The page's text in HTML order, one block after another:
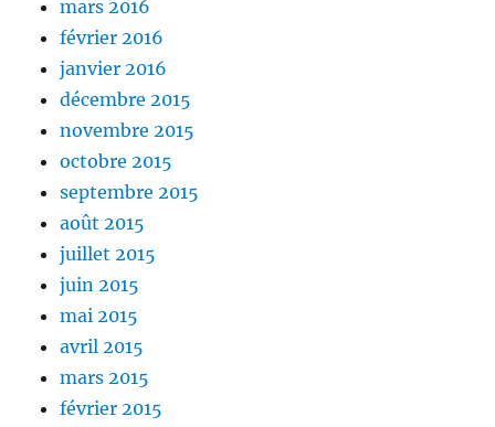
mars 2016
février 2016
janvier 2016
décembre 2015
novembre 2015
octobre 2015
septembre 2015
août 2015
juillet 2015
juin 2015
mai 2015
avril 2015
mars 2015
février 2015